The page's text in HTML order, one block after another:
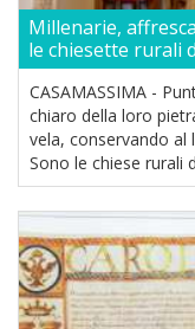
Millenarie,
le chiesette rurali
CASAMASSIMA -
chiaro della loro
vela, conservando
Sono le chiese rurali